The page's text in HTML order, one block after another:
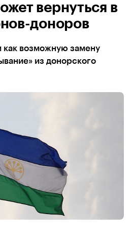
вернуться в
доноров
как возможную замену
из донорского